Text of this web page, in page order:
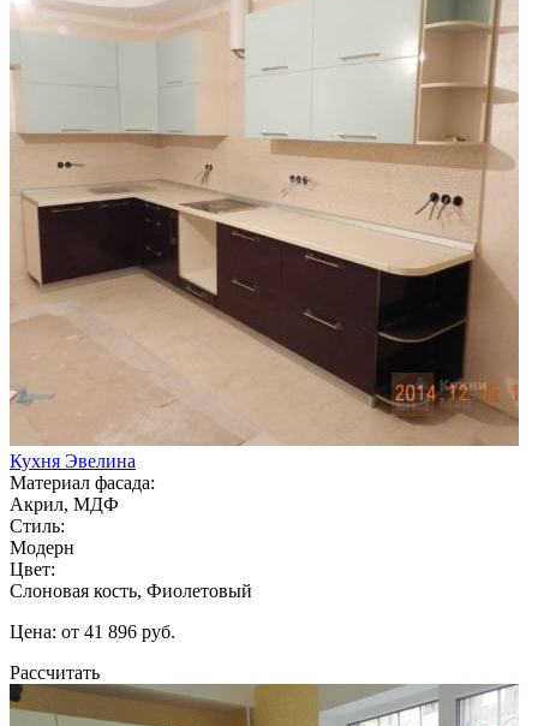
Кухня Эвелина
Материал фасада:
Акрил, МДФ
Стиль:
Модерн
Цвет:
Слоновая кость, Фиолетовый
Цена: от 41 896 руб.
Рассчитать